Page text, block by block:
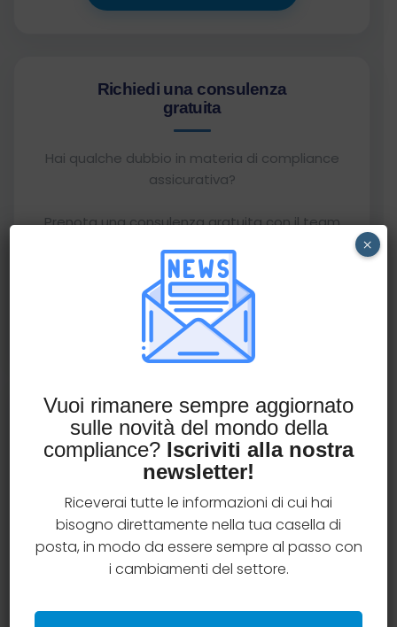
Richiedi una consulenza
gratuita
Hai qualche dubbio in materia di compliance
assicurativa?
Prenota una consulenza gratuita con il team
su una tematica specifica.
Prenota una consulenza
Categorie articoli
Criteri e regole distributive
Legal
Vuoi rimanere sempre aggiornato
sulle novità del mondo della
compliance? Iscriviti alla nostra
newsletter!
Riceverai tutte le informazioni di cui hai
bisogno direttamente nella tua casella di
posta, in modo da essere sempre al passo con
i cambiamenti del settore.
×